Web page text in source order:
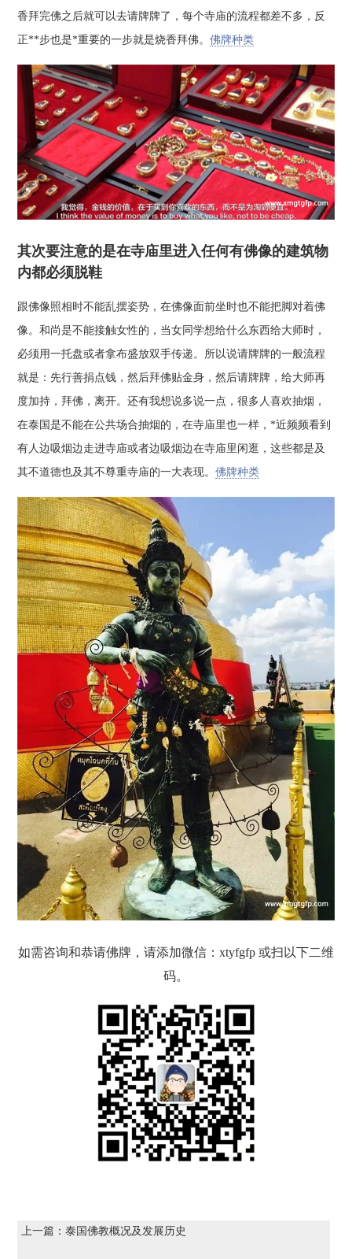
香拜完佛之后就可以去请牌牌了，每个寺庙的流程都差不多，反
正**步也是*重要的一步就是烧香拜佛。佛牌种类
其次要注意的是在寺庙里进入任何有佛像的建筑物
内都必须脱鞋
跟佛像照相时不能乱摆姿势，在佛像面前坐时也不能把脚对着佛
像。和尚是不能接触女性的，当女同学想给什么东西给大师时，
必须用一托盘或者拿布盛放双手传递。所以说请牌牌的一般流程
就是：先行善捐点钱，然后拜佛贴金身，然后请牌牌，给大师再
度加持，拜佛，离开。还有我想说多说一点，很多人喜欢抽烟，
在泰国是不能在公共场合抽烟的，在寺庙里也一样，*近频频看到
有人边吸烟边走进寺庙或者边吸烟边在寺庙里闲逛，这些都是及
其不道德也及其不尊重寺庙的一大表现。佛牌种类
如需咨询和恭请佛牌，请添加微信：xtyfgfp 或扫以下二维
码。
上一篇：泰国佛教概况及发展历史